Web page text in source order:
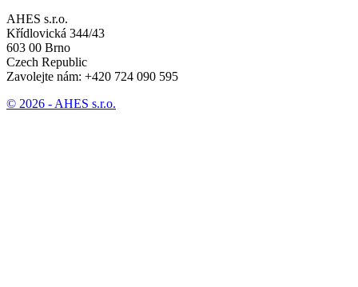
AHES s.r.o.
Křídlovická 344/43
603 00 Brno
Czech Republic
Zavolejte nám: +420 724 090 595
© 2026 - AHES s.r.o.